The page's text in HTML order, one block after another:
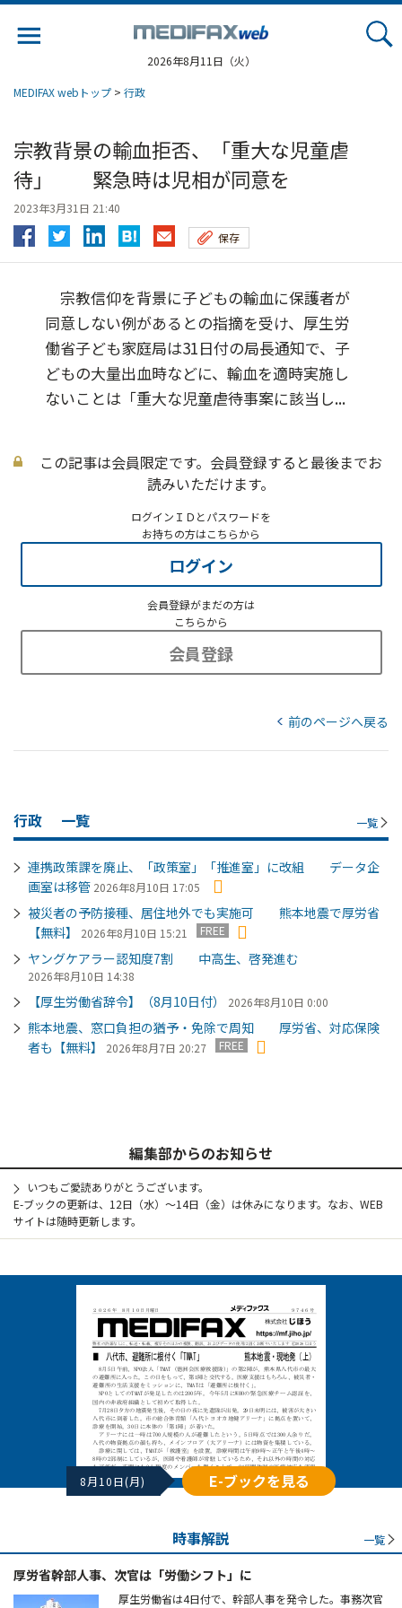
2026年8月11日（火）
MEDIFAX webトップ > 行政
宗教背景の輸血拒否、「重大な児童虐
待」 緊急時は児相が同意を
2023年3月31日 21:40
保存
宗教信仰を背景に子どもの輸血に保護者が
同意しない例があるとの指摘を受け、厚生労
働省子ども家庭局は31日付の局長通知で、子
どもの大量出血時などに、輸血を適時実施し
ないことは「重大な児童虐待事案に該当し...
この記事は会員限定です。会員登録すると最後までお
読みいただけます。
ログインＩＤとパスワードを
お持ちの方はこちらから
ログイン
会員登録がまだの方は
こちらから
会員登録
前のページへ戻る
行政 一覧 一覧
連携政策課を廃止、「政策室」「推進室」に改組 データ企
画室は移管 2026年8月10日 17:05
被災者の予防接種、居住地外でも実施可 熊本地震で厚労省
【無料】
2026年8月10日 15:21 FREE
ヤングケアラー認知度7割 中高生、啓発進む
2026年8月10日 14:38
【厚生労働省辞令】（8月10日付） 2026年8月10日 0:00
熊本地震、窓口負担の猶予・免除で周知 厚労省、対応保険
者も【無料】
2026年8月7日 20:27 FREE
編集部からのお知らせ
いつもご愛読ありがとうございます。
E-ブックの更新は、12日（水）～14日（金）は休みになります。なお、WEB
サイトは随時更新します。
8月10日(月) E-ブックを見る
時事解説 一覧
厚労省幹部人事、次官は「労働シフト」に
厚生労働省は4日付で、幹部人事を発令した。事務次官